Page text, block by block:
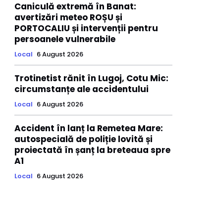
Caniculă extremă în Banat:
avertizări meteo ROȘU și
PORTOCALIU și intervenții pentru
persoanele vulnerabile
Local 6 August 2026
Trotinetist rănit în Lugoj, Cotu Mic:
circumstanțe ale accidentului
Local 6 August 2026
Accident în lanț la Remetea Mare:
autospecială de poliție lovită și
proiectată în șanț la breteaua spre
A1
Local 6 August 2026